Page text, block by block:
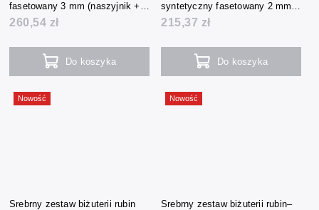
fasetowany 3 mm (naszyjnik +
bransoletka + kolczyki)
260,54 zł
Do koszyka
syntetyczny fasetowany 2 mm
(naszyjnik + bransoletka +
kolczyki)
215,37 zł
Do koszyka
Nowość
Srebrny zestaw biżuterii rubin
Nowość
Srebrny zestaw biżuterii rubin–